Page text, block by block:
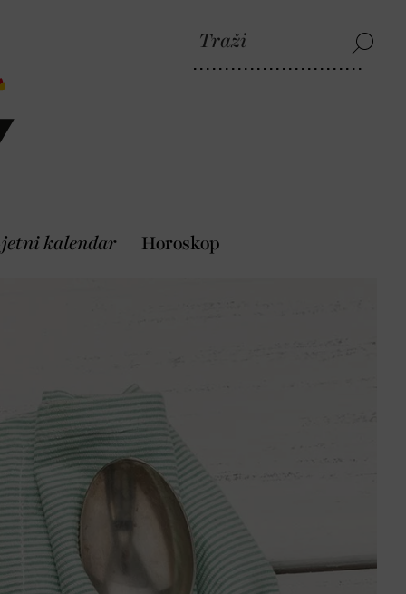
kalendar Horoskop